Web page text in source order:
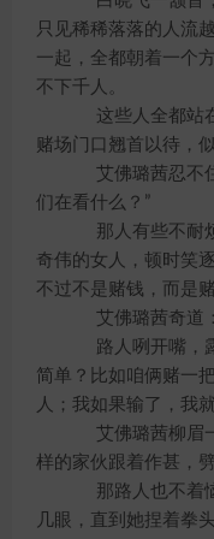
只见稀稀落落的人流
一起，全都朝着一个
不下千人。
这些人全都站在
赌场门口翘首以待，
艾佛璐茜忍不住
们在看什么？”
那人有些不耐烦
奇伟的女人，顿时笑
不过不是赌钱，而是
艾佛璐茜奇道：
路人咧开嘴，露
简单？比如咱俩赌一
人；我如果输了，我
艾佛璐茜柳眉一
样的家伙跟着作甚，
那路人也不着恼
几眼，直到她捏着拳